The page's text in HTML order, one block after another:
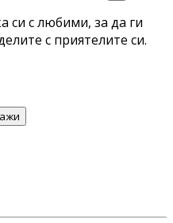
си с любими, за да ги
с приятелите си.